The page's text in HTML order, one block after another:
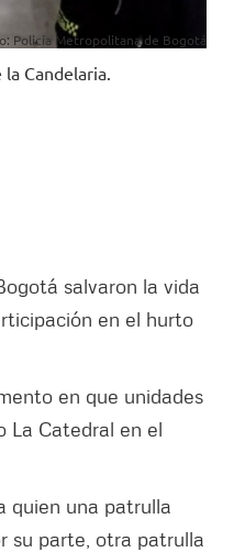
Policía Metropolitana de Bogotá
Candelaria.
salvaron la vida
en el hurto
en que unidades
La Catedral en el
quien una patrulla
su parte, otra patrulla